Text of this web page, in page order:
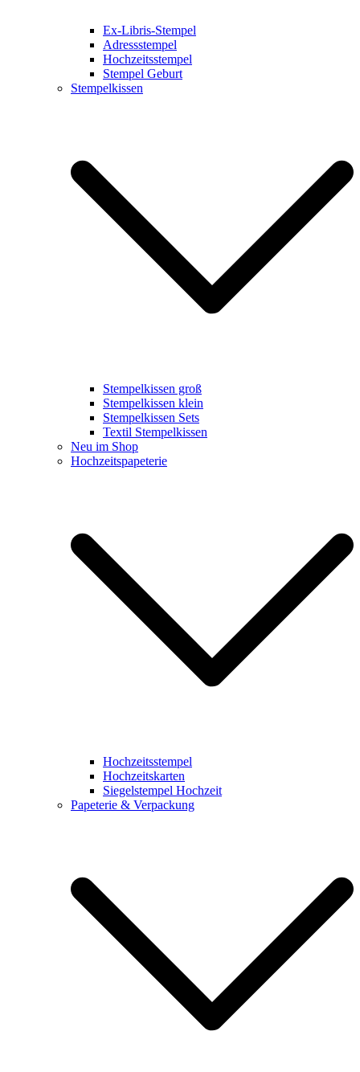
Ex-Libris-Stempel
Adressstempel
Hochzeitsstempel
Stempel Geburt
Stempelkissen
Stempelkissen groß
Stempelkissen klein
Stempelkissen Sets
Textil Stempelkissen
Neu im Shop
Hochzeitspapeterie
Hochzeitsstempel
Hochzeitskarten
Siegelstempel Hochzeit
Papeterie & Verpackung